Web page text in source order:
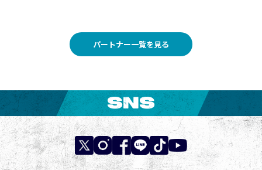
パートナー一覧を見る
SNS